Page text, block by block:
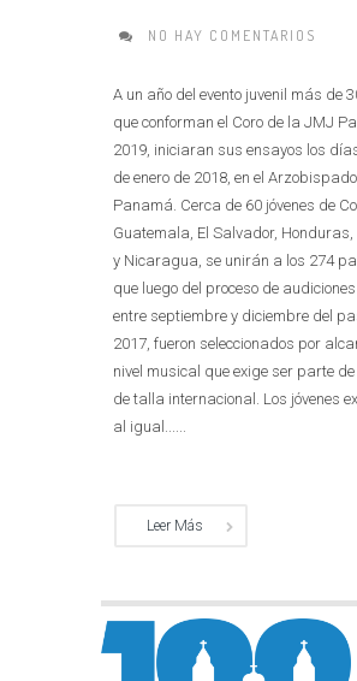
NO HAY COMENTARIOS
A un año del evento juvenil más de
que conforman el Coro de la JMJ
2019, iniciaran sus ensayos los
de enero de 2018, en el
Panamá. Cerca de 60 jóvenes de
Guatemala, El Salvador, Honduras,
y Nicaragua, se unirán a los 274
que luego del proceso de
entre septiembre y diciembre del
2017, fueron seleccionados por
nivel musical que exige ser parte de
de talla internacional. Los jóvenes
al igual......
Leer Más